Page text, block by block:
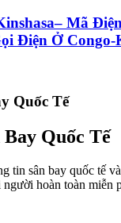
Mã
Điện Ở Congo-
Quốc Tế
Quốc Tế
tin sân bay quốc tế
hoàn toàn miễn